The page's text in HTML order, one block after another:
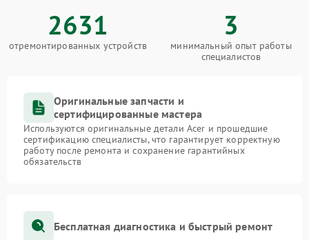
2631
отремонтированных устройств
3
минимальный опыт работы
специалистов
Оригинальные запчасти и
сертифицированные мастера
Используются оригинальные детали Acer и прошедшие
сертификацию специалисты, что гарантирует корректную
работу после ремонта и сохранение гарантийных
обязательств
Бесплатная диагностика и быстрый ремонт